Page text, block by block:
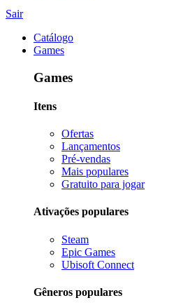
Sair
Catálogo
Games
Games
Itens
Ofertas
Lançamentos
Pré-vendas
Mais populares
Gratuito para jogar
Ativações populares
Steam
Epic Games
Ubisoft Connect
Gêneros populares